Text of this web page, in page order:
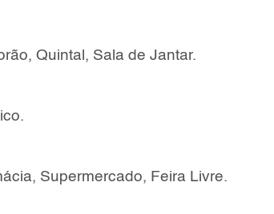
Quintal, Sala de Jantar.
Supermercado, Feira Livre.